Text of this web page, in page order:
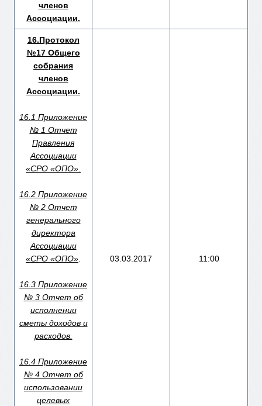
членов
Ассоциации.
16.Протокол
№17 Общего
собрания
членов
Ассоциации.
16.1 Приложение
№ 1 Отчет
Правления
Ассоциации
«СРО «ОПО».
16.2 Приложение
№ 2 Отчет
генерального
директора
Ассоциации
«СРО «ОПО»
16.3 Приложение
№ 3 Отчет об
исполнении
сметы доходов и
расходов.
16.4 Приложение
№ 4 Отчет об
использовании
целевых
03.03.2017 11:00